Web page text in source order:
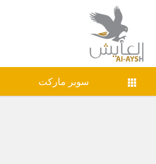
سوبر ماركت